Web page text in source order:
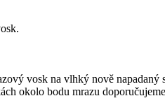
vosk na vlhký nově napadaný
okolo bodu mrazu